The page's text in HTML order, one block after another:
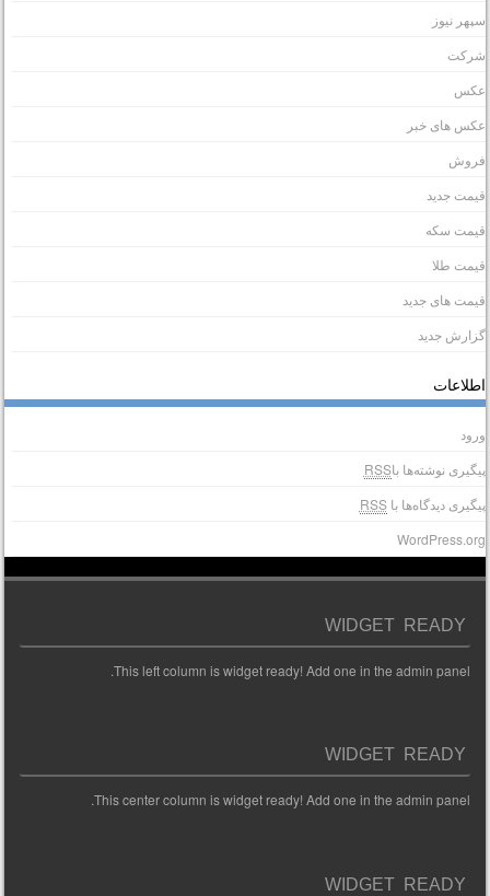
نیوز
های خبر
جدید
سکه
طلا
های جدید
جدید
نوشته‌ها باRSS
دیدگاه‌ها باRSS
WIDGET READY
This left column is widget ready! Add one in the admin panel.
WIDGET READY
This center column is widget ready! Add one in the admin panel.
WIDGET READY